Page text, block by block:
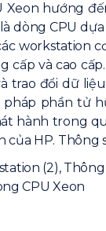
hướng
là dòng CPU
workstation
cấp và cao
trao đổi dữ
phần tử
hành trong
HP. Thông
CPU Xeon